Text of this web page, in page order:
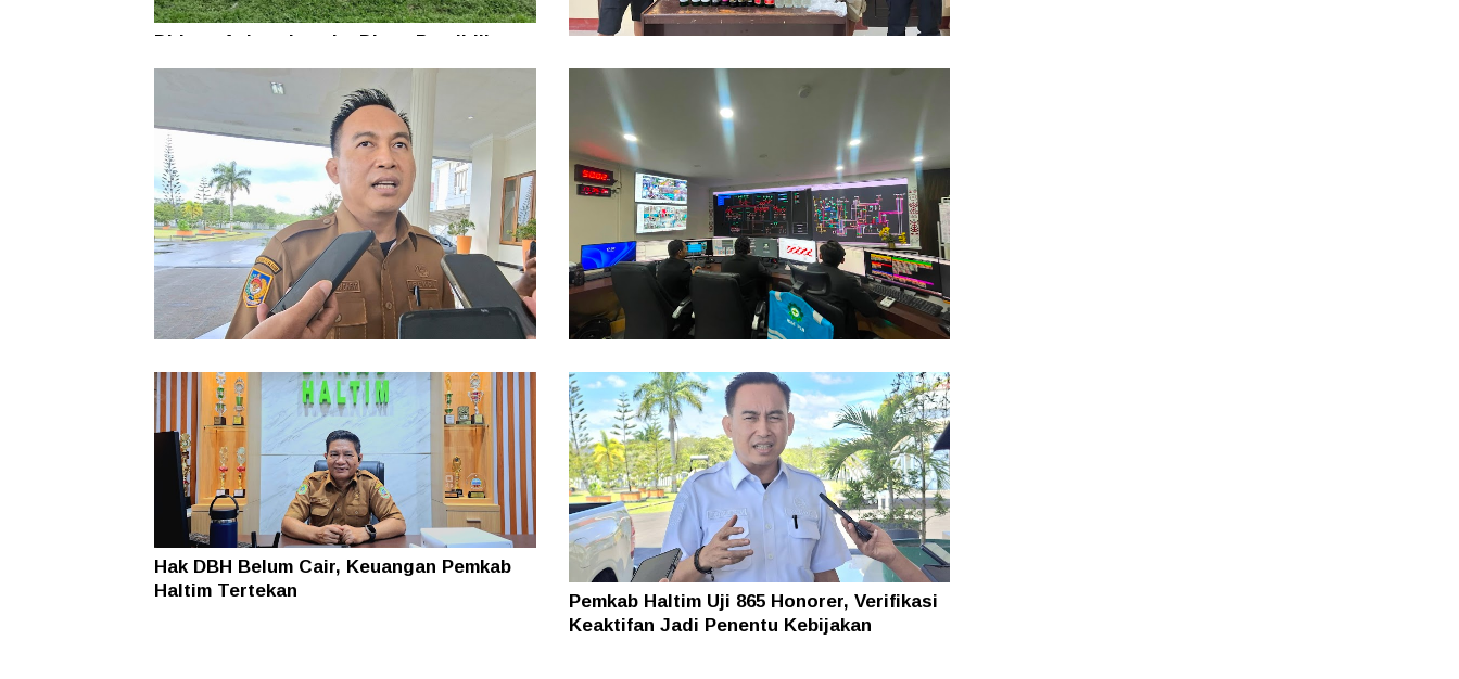
Diduga Aniaya Lansia, Dinas Pendidikan
Didesak Copot Kepala SDN 84 Halsel
Polsubsektor Weda Tengah Sita Puluhan
Botol Miras Ilegal di Lelilef Waibulen
Pemkab Haltim Siapkan Implementasi
Aplikasi PERDANA, Penggunaan DAU Kini
Diawasi Lebih Ketat
Kebutuhan Energi Meningkat, Penjualan
Listrik PLN UIW MMU Tumbuh 12,65
Persen di Semester I 2026
Hak DBH Belum Cair, Keuangan Pemkab
Haltim Tertekan
Pemkab Haltim Uji 865 Honorer, Verifikasi
Keaktifan Jadi Penentu Kebijakan